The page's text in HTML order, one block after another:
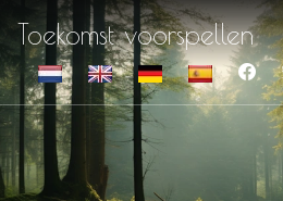
Toekomst voorspellen